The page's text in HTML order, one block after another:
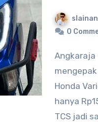
0
Angkaraja – Motor keluaran pabrikan sayap
Honda
hanya
TCS jadi